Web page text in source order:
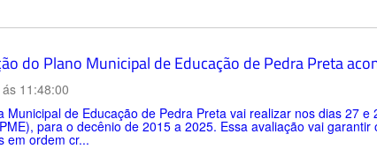
do Plano Municipal de Educação de Pedra Preta
11:48:00
Municipal de Educação de Pedra Preta vai realizar nos dias 27
para o decênio de 2015 a 2025. Essa avaliação vai
em ordem cr...